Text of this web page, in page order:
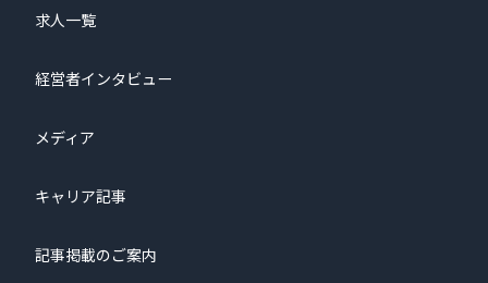
求人一覧
経営者インタビュー
メディア
キャリア記事
記事掲載のご案内